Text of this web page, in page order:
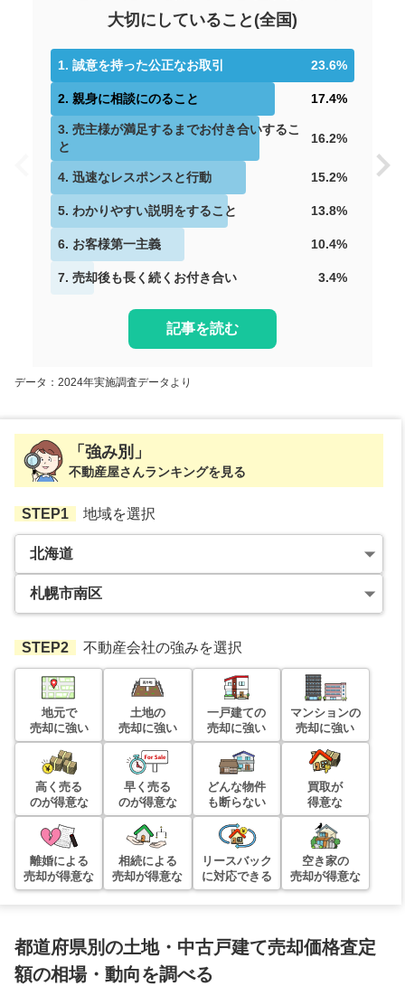
大切にしていること (全国)
1. 誠意を持った公正なお取引 23.6%
2. 親身に相談にのること 17.4%
3. 売主様が満足するまでお付き合いするこ
と
16.2%
4. 迅速なレスポンスと行動 15.2%
5. わかりやすい説明をすること 13.8%
6. お客様第一主義 10.4%
7. 売却後も長く続くお付き合い 3.4%
記事を読む
データ：2024年実施調査データより
「強み別」
不動産屋さんランキングを見る
STEP1 地域を選択
STEP2 不動産会社の強みを選択
地元で
売却に強い
土地の
売却に強い
一戸建ての
売却に強い
マンションの
売却に強い
高く売る
のが得意な
早く売る
のが得意な
どんな物件
も断らない
買取が
得意な
離婚による
売却が得意な
相続による
売却が得意な
リースバック
に対応できる
空き家の
売却が得意な
都道府県別の土地・中古戸建て売却価格査定
額の相場・動向を調べる